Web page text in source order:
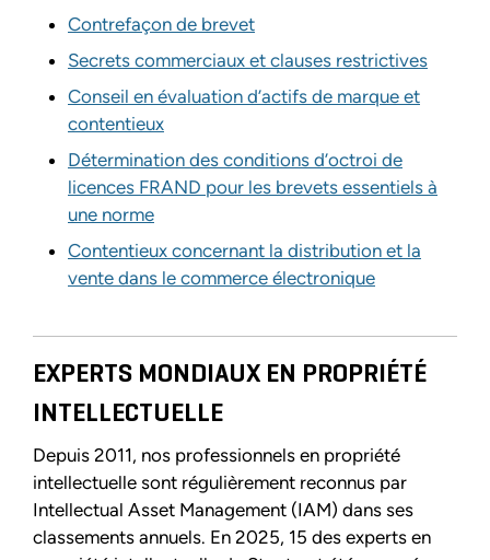
Contrefaçon de brevet
Secrets commerciaux et clauses restrictives
Conseil en évaluation d’actifs de marque et
contentieux
Détermination des conditions d’octroi de
licences FRAND pour les brevets essentiels à
une norme
Contentieux concernant la distribution et la
vente dans le commerce électronique
EXPERTS MONDIAUX EN PROPRIÉTÉ
INTELLECTUELLE
Depuis 2011, nos professionnels en propriété
intellectuelle sont régulièrement reconnus par
Intellectual Asset Management (IAM) dans ses
classements annuels. En 2025, 15 des experts en